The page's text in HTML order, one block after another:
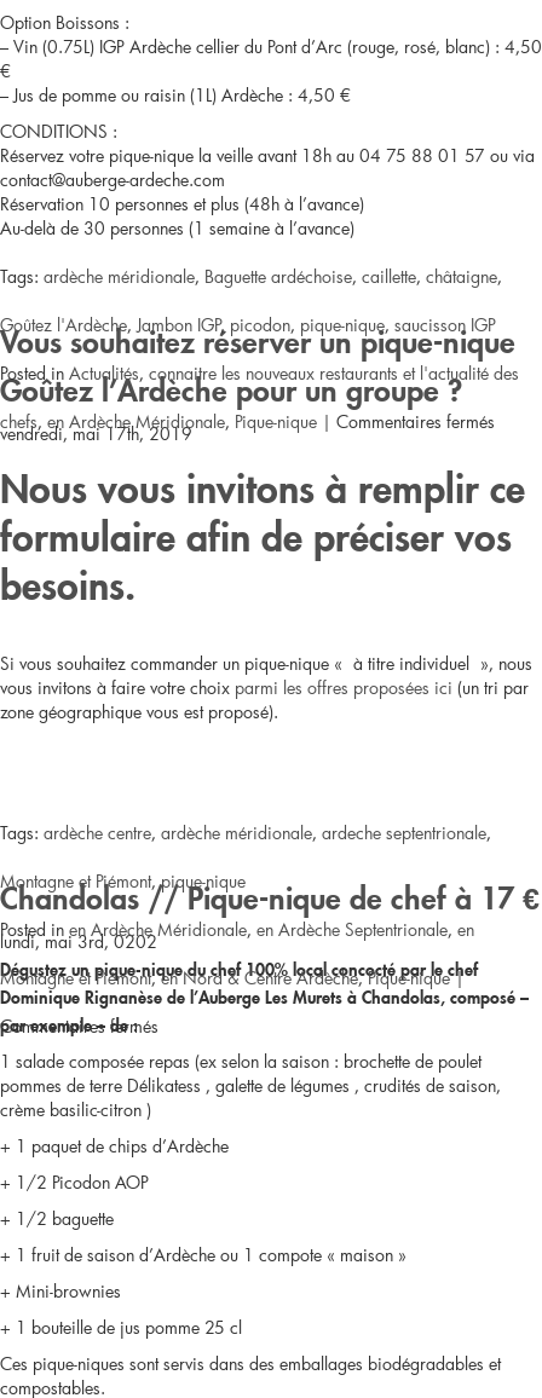
version
à
36
€
Option Boissons :
– Vin (0.75L) IGP Ardèche cellier du Pont d’Arc (rouge, rosé, blanc) : 4,50
€
– Jus de pomme ou raisin (1L) Ardèche : 4,50 €
CONDITIONS :
Réservez votre pique-nique la veille avant 18h au 04 75 88 01 57 ou via
contact@auberge-ardeche.com
Réservation 10 personnes et plus (48h à l’avance)
Au-delà de 30 personnes (1 semaine à l’avance)
Tags: ardèche méridionale, Baguette ardéchoise, caillette, châtaigne,
Goûtez l'Ardèche,Jambon IGP, picodon, pique-nique, saucisson IGP
Posted in Actualités, connaitre les nouveaux restaurants et l'actualité des
chefs, en Ardèche Méridionale, Pique-nique | Commentaires fermés
Pique-
13,50
Vous souhaitez réserver un pique-nique
Goûtez l’Ardèche pour un groupe ?
vendredi, mai 17th, 2019
Nous vous invitons à remplir ce
formulaire afin de préciser vos
besoins.
Si vous souhaitez commander un pique-nique « à titre individuel », nous
vous invitons à faire votre choix parmi les offres proposées ici (un tri par
zone géographique vous est proposé).
Tags: ardèche centre, ardèche méridionale, ardeche septentrionale,
Montagne et Piémont,pique-nique
Posted in en Ardèche Méridionale, en Ardèche Septentrionale, en
Montagne et Piémont,en Nord & Centre Ardèche,Pique-nique|
Commentaires fermés
Vous
pique-
Goûtez
Chandolas // Pique-nique de chef à 17 €
lundi, mai 3rd, 0202
Dégustez un pique-nique du chef 100% local concocté par le chef
Dominique Rignanèse de l’Auberge Les Murets à Chandolas, composé –
par exemple – de :
1 salade composée repas (ex selon la saison : brochette de poulet
pommes de terre Délikatess , galette de légumes , crudités de saison,
crème basilic-citron )
+ 1 paquet de chips d’Ardèche
+ 1/2 Picodon AOP
+ 1/2 baguette
+ 1 fruit de saison d’Ardèche ou 1 compote « maison »
+ Mini-brownies
+ 1 bouteille de jus pomme 25 cl
Ces pique-niques sont servis dans des emballages biodégradables et
compostables.